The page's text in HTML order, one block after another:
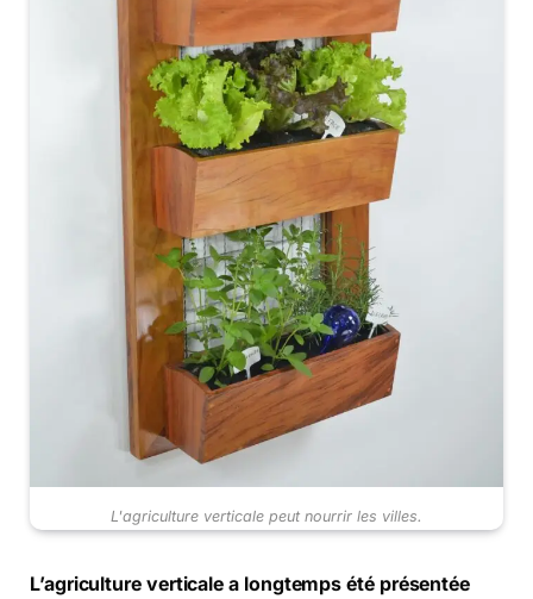
L'agriculture verticale peut nourrir les villes.
L’agriculture verticale a longtemps été présentée